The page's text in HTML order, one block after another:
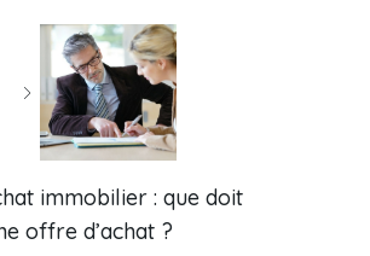
immobilier : que doit
offre d’achat ?